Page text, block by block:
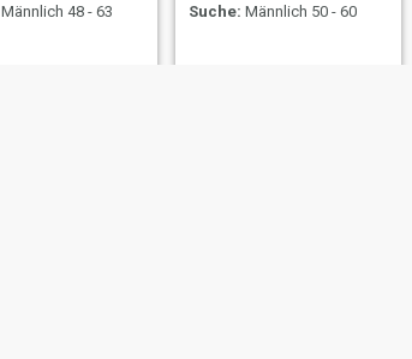
Männlich 48 - 63
Suche: Männlich 50 - 60